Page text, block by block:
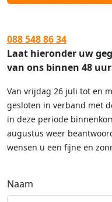
088 548 86 34
Laat hieronder uw
van ons binnen 48
Van vrijdag 26 juli tot en
gesloten in verband met
in deze periode
augustus weer
wensen u een fijne en
Naam